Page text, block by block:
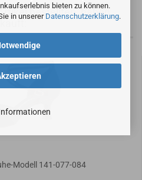
bieten zu können.
in unserer Datenschutzerklärung.
bestellten, haben
Modell 141-077-084